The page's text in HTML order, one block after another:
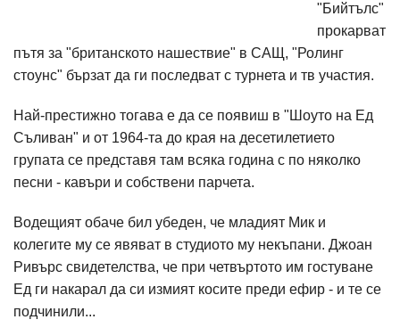
"Бийтълс"
прокарват
пътя за "британското нашествие" в САЩ, "Ролинг
стоунс" бързат да ги последват с турнета и тв участия.
Най-престижно тогава е да се появиш в "Шоуто на Ед
Съливан" и от 1964-та до края на десетилетието
групата се представя там всяка година с по няколко
песни - кавъри и собствени парчета.
Водещият обаче бил убеден, че младият Мик и
колегите му се явяват в студиото му некъпани. Джоан
Ривърс свидетелства, че при четвъртото им гостуване
Ед ги накарал да си измият косите преди ефир - и те се
подчинили...